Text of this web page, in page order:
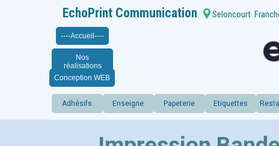
EchoPrint Communication Seloncourt
Conception WEB
Adhésifs Enseigne Papeterie Etiquettes
----Accueil----
Nos
réalisations